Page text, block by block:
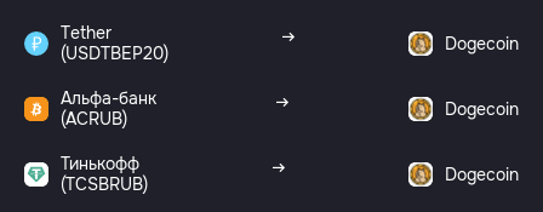
Tether
(USDTBEP20)
Dogecoin
Альфа-банк
(ACRUB)
Dogecoin
Тинькофф
(TCSBRUB)
Dogecoin